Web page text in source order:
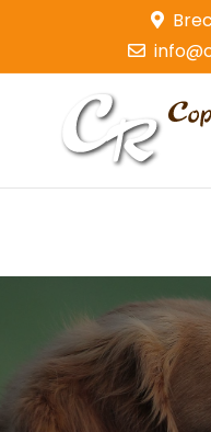
content
Copperlake
Golden Retrievers